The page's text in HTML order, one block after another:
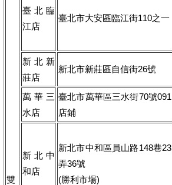
雙
臺北臨
江店
臺北市大安區臨江街110之一
新北新
莊店
新北市新莊區自信街26號
萬華三
水店
臺北市萬華區三水街70號091
店鋪
新北中
和店
新北市中和區員山路148巷23
弄36號
(勝利市場)